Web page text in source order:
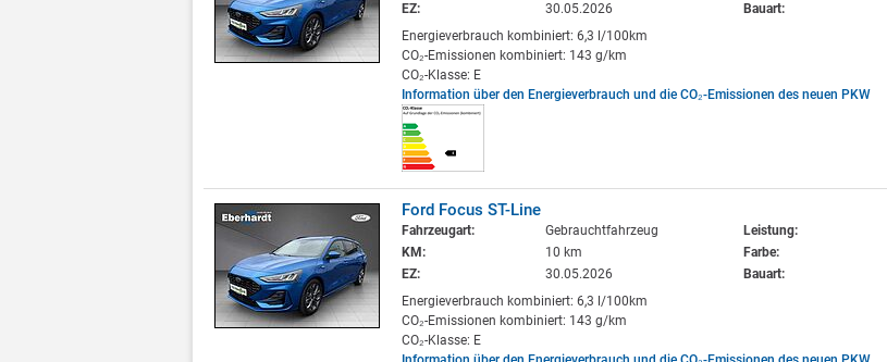
EZ:
30.05.2026
Bauart:
Energieverbrauch kombiniert: 6,3 l/100km
CO₂-Emissionen kombiniert: 143 g/km
CO₂-Klasse: E
Information über den Energieverbrauch und die CO₂-Emissionen des neuen PKW
Ford Focus ST-Line
Fahrzeugart:
Gebrauchtfahrzeug
KM:
10 km
EZ:
30.05.2026
Leistung:
Farbe:
Bauart:
Energieverbrauch kombiniert: 6,3 l/100km
CO₂-Emissionen kombiniert: 143 g/km
CO₂-Klasse: E